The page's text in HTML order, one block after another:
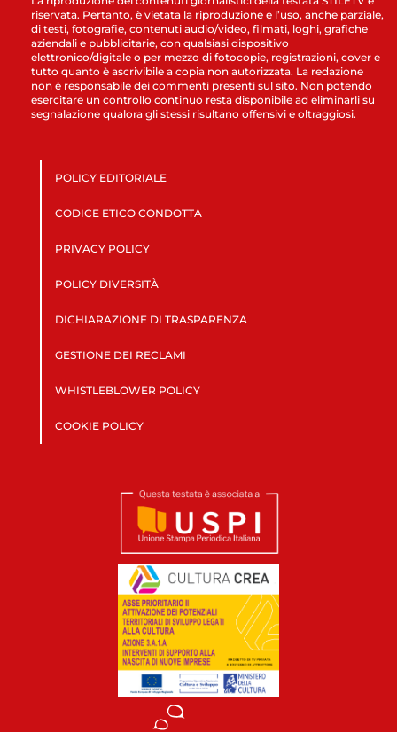
riservata. Pertanto, è vietata la riproduzione e l’uso, anche parziale,
di testi, fotografie, contenuti audio/video, filmati, loghi, grafiche
aziendali e pubblicitarie, con qualsiasi dispositivo
elettronico/digitale o per mezzo di fotocopie, registrazioni, cover e
tutto quanto è ascrivibile a copia non autorizzata. La redazione
non è responsabile dei commenti presenti sul sito. Non potendo
esercitare un controllo continuo resta disponibile ad eliminarli su
segnalazione qualora gli stessi risultano offensivi e oltraggiosi.
POLICY EDITORIALE
CODICE ETICO CONDOTTA
PRIVACY POLICY
POLICY DIVERSITÀ
DICHIARAZIONE DI TRASPARENZA
GESTIONE DEI RECLAMI
WHISTLEBLOWER POLICY
COOKIE POLICY